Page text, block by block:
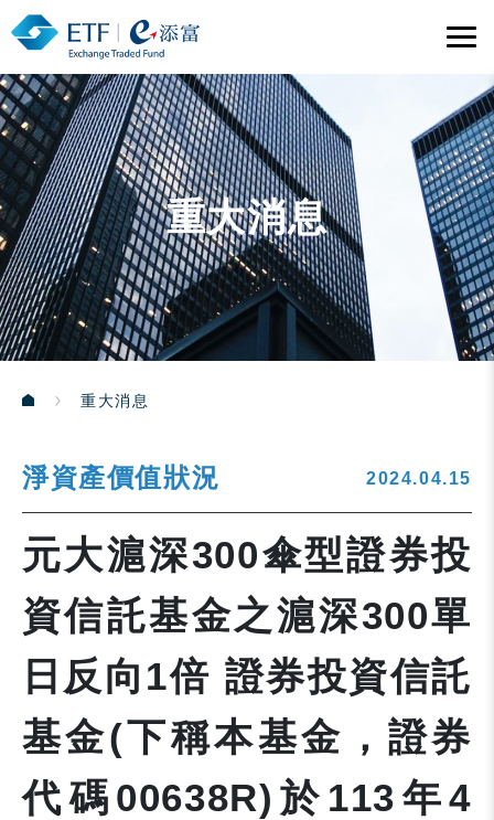
重大消息
重大消息
淨資產價值狀況 2024.04.15
元大滬深300傘型證券投
資信託基金之滬深300單
日反向1倍 證券投資信託
基金(下稱本基金，證券
代碼00638R)於113年4